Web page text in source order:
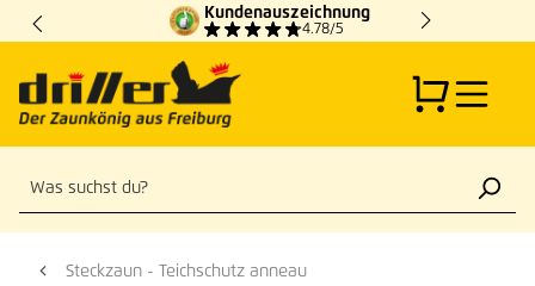
Zum Hauptinhalt springen
Kundenauszeichnung
4.78/5
Steckzaun - Teichschutz anneau